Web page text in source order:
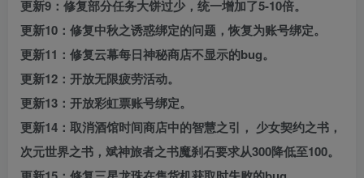
更新9：修复部分任务大饼过少，统一增加了5-10倍。
更新10：修复中秋之诱惑绑定的问题，恢复为账号绑定。
更新11：修复云幕每日神秘商店不显示的bug。
更新12：开放无限疲劳活动。
更新13：开放彩虹票账号绑定。
更新14：取消酒馆时间商店中的智慧之引， 少女契约之书，
次元世界之书，斌神旅者之书魔刹石要求从300降低至100。